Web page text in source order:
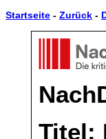
Startseite - Zurück -
Titel: